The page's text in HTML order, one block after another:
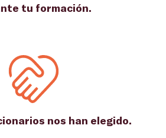
tu formación.
nos han elegido.